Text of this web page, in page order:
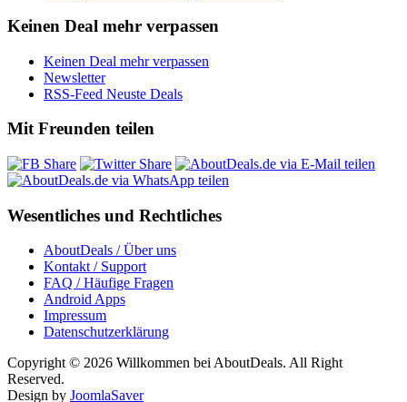
Keinen Deal mehr verpassen
Keinen Deal mehr verpassen
Newsletter
RSS-Feed Neuste Deals
Mit Freunden teilen
Wesentliches und Rechtliches
AboutDeals / Über uns
Kontakt / Support
FAQ / Häufige Fragen
Android Apps
Impressum
Datenschutzerklärung
Copyright © 2026 Willkommen bei AboutDeals. All Right
Reserved.
Design by JoomlaSaver